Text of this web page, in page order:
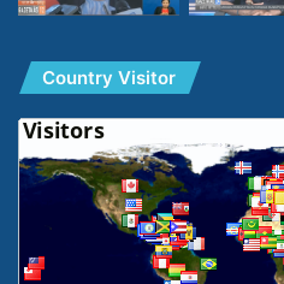
Country Visitor